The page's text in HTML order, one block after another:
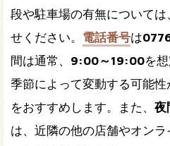
段や駐車場の有無について
せください。 電話番号は
間は通常、 9:00～19:00を
季節によって変動する可能
をおすすめします。また、 夜
は、近隣の他の店舗やオン